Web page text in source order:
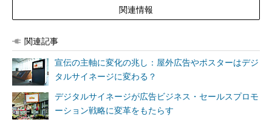
関連情報
関連記事
宣伝の主軸に変化の兆し：屋外広告やポスターはデジ
タルサイネージに変わる？
デジタルサイネージが広告ビジネス・セールスプロモ
ーション戦略に変革をもたらす